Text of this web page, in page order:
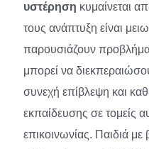
υστέρηση κυμαίνεται
τους ανάπτυξη είναι
παρουσιάζουν
μπορεί να
συνεχή επίβλεψη και
εκπαίδευσης σε τομείς
επικοινωνίας. Παιδιά